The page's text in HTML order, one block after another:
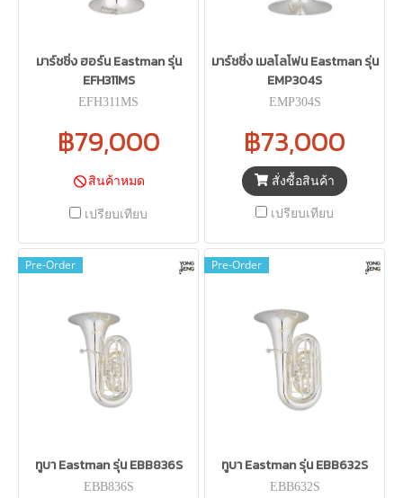
มาร์ชชิ่ง ฮอร์น Eastman รุ่น
EFH311MS
EFH311MS
฿79,000
สินค้าหมด
เปรียบเทียบ
มาร์ชชิ่ง เมลโลโฟน Eastman รุ่น
EMP304S
EMP304S
฿73,000
สั่งซื้อสินค้า
เปรียบเทียบ
Pre-Order
ทูบา Eastman รุ่น EBB836S
EBB836S
Pre-Order
ทูบา Eastman รุ่น EBB632S
EBB632S